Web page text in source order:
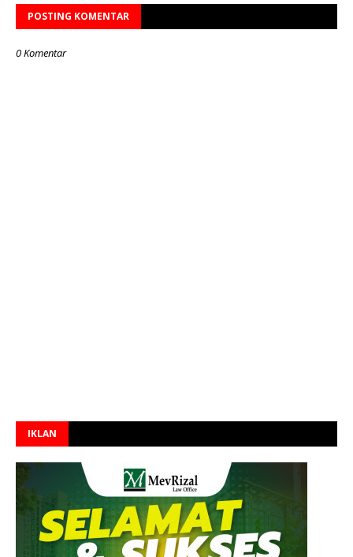
POSTING KOMENTAR
0 Komentar
IKLAN